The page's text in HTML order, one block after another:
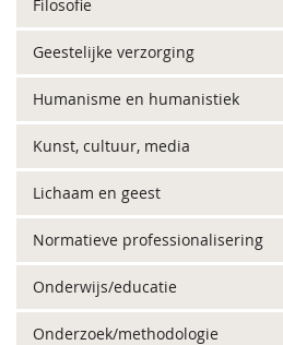
Filosofie
Geestelijke verzorging
Humanisme en humanistiek
Kunst, cultuur, media
Lichaam en geest
Normatieve professionalisering
Onderwijs/educatie
Onderzoek/methodologie